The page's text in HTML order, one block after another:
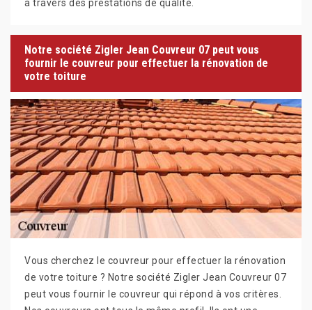
à travers des prestations de qualité.
Notre société Zigler Jean Couvreur 07 peut vous
fournir le couvreur pour effectuer la rénovation de
votre toiture
Vous cherchez le couvreur pour effectuer la rénovation
de votre toiture ? Notre société Zigler Jean Couvreur 07
peut vous fournir le couvreur qui répond à vos critères.